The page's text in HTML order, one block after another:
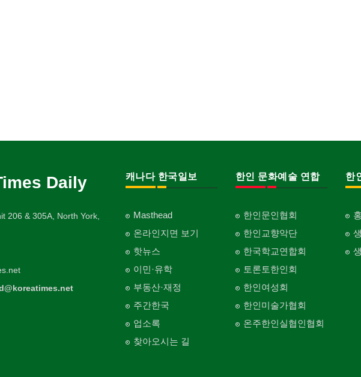
Daily
206 & 305A, North York,
캐나다 한국일보
Masthead
온라인지면 보기
핫뉴스
이민·유학
부동산·재정
주간한국
업소록
찾아오시는 길
한인 문화예술 연합
한인문인협회
한인교향악단
한국학교연합회
토론토한인회
한인여성회
한인미술가협회
온주한인실협인협회
한